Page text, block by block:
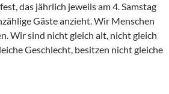
das jährlich jeweils am 4. Samstag
Gäste anzieht. Wir Menschen
Wir sind nicht gleich alt, nicht gleich
Geschlecht, besitzen nicht gleiche